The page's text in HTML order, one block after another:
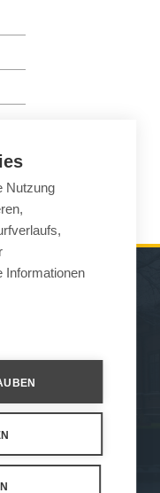
Policy
Nutzung
Informationen